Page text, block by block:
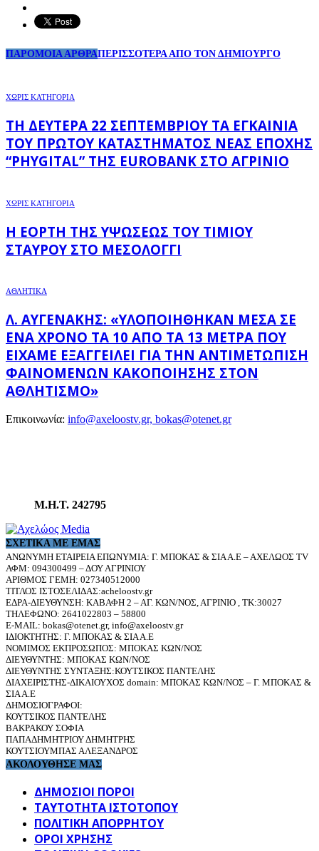
ΠΑΡΟΜΟΙΑ ΑΡΘΡΑΠΕΡΙΣΣΟΤΕΡΑ ΑΠΟ ΤΟΝ ΔΗΜΙΟΥΡΓΟ
ΧΩΡΊΣ ΚΑΤΗΓΟΡΊΑ
ΤΗ ΔΕΥΤΈΡΑ 22 ΣΕΠΤΕΜΒΡΊΟΥ ΤΑ ΕΓΚΑΊΝΙΑ
ΤΟΥ ΠΡΏΤΟΥ ΚΑΤΑΣΤΉΜΑΤΟΣ ΝΈΑΣ ΕΠΟΧΉΣ
“PHYGITAL” ΤΗΣ EUROBANK ΣΤΟ ΑΓΡΊΝΙΟ
ΧΩΡΊΣ ΚΑΤΗΓΟΡΊΑ
Η ΕΟΡΤΉ ΤΗΣ ΥΨΏΣΕΩΣ ΤΟΥ ΤΙΜΊΟΥ
ΣΤΑΥΡΟΎ ΣΤΟ ΜΕΣΟΛΌΓΓΙ
ΑΘΛΗΤΙΚΑ
Λ. ΑΥΓΕΝΆΚΗΣ: «ΥΛΟΠΟΙΉΘΗΚΑΝ ΜΈΣΑ ΣΕ
ΈΝΑ ΧΡΌΝΟ ΤΑ 10 ΑΠΌ ΤΑ 13 ΜΈΤΡΑ ΠΟΥ
ΕΊΧΑΜΕ ΕΞΑΓΓΕΊΛΕΙ ΓΙΑ ΤΗΝ ΑΝΤΙΜΕΤΏΠΙΣΗ
ΦΑΙΝΟΜΈΝΩΝ ΚΑΚΟΠΟΊΗΣΗΣ ΣΤΟΝ
ΑΘΛΗΤΙΣΜΌ»
Επικοινωνία: info@axeloostv.gr, bokas@otenet.gr
Μ.Η.Τ. 242795
ΣΧΕΤΙΚΆ ΜΕ ΕΜΆΣ
ΑΝΩΝΥΜΗ ΕΤΑΙΡΕΙΑ ΕΠΩΝΥΜΙΑ: Γ. ΜΠΟΚΑΣ & ΣΙΑ Α.Ε – ΑΧΕΛΩΟΣ TV
ΑΦΜ: 094300499 – ΔΟΥ ΑΓΡΙΝΙΟΥ
ΑΡΙΘΜΟΣ ΓΕΜΗ: 027340512000
ΤΙΤΛΟΣ ΙΣΤΟΣΕΛΙΔΑΣ:acheloostv.gr
ΕΔΡΑ-ΔΙΕΥΘΥΝΣΗ: ΚΑΒΑΦΗ 2 – ΑΓ. ΚΩΝ/ΝΟΣ, ΑΓΡΙΝΙΟ , ΤΚ:30027
ΤΗΛΕΦΩΝΟ: 2641022803 – 58800
E-MAIL: bokas@otenet.gr, info@axeloostv.gr
ΙΔΙΟΚΤΗΤΗΣ: Γ. ΜΠΟΚΑΣ & ΣΙΑ Α.Ε
ΝΟΜΙΜΟΣ ΕΚΠΡΟΣΩΠΟΣ: ΜΠΟΚΑΣ ΚΩΝ/ΝΟΣ
ΔΙΕΥΘΥΝΤΗΣ: ΜΠΟΚΑΣ ΚΩΝ/ΝΟΣ
ΔΙΕΥΘΥΝΤΗΣ ΣΥΝΤΑΞΗΣ:ΚΟΥΤΣΙΚΟΣ ΠΑΝΤΕΛΗΣ
ΔΙΑΧΕΙΡΙΣΤΗΣ-ΔΙΚΑΙΟΥΧΟΣ domain: ΜΠΟΚΑΣ ΚΩΝ/ΝΟΣ – Γ. ΜΠΟΚΑΣ &
ΣΙΑ Α.Ε
ΔΗΜΟΣΙΟΓΡΑΦΟΙ:
ΚΟΥΤΣΙΚΟΣ ΠΑΝΤΕΛΗΣ
ΒΑΚΡΑΚΟΥ ΣΟΦΙΑ
ΠΑΠΑΔΗΜΗΤΡΙΟΥ ΔΗΜΗΤΡΗΣ
ΚΟΥΤΣΙΟΥΜΠΑΣ ΑΛΕΞΑΝΔΡΟΣ
ΑΚΟΛΟΥΘΗΣΕ ΜΑΣ
ΔΗΜΟΣΙΟΙ ΠΟΡΟΙ
ΤΑΥΤΌΤΗΤΑ ΙΣΤΌΤΟΠΟΥ
ΠΟΛΙΤΙΚΉ ΑΠΟΡΡΉΤΟΥ
ΌΡΟΙ ΧΡΉΣΗΣ